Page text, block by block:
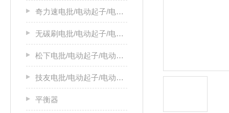
奇力速电批/电动起子/电动螺丝刀
无碳刷电批/电动起子/电动螺丝刀
松下电批/电动起子/电动螺丝刀
技友电批/电动起子/电动螺丝刀
平衡器